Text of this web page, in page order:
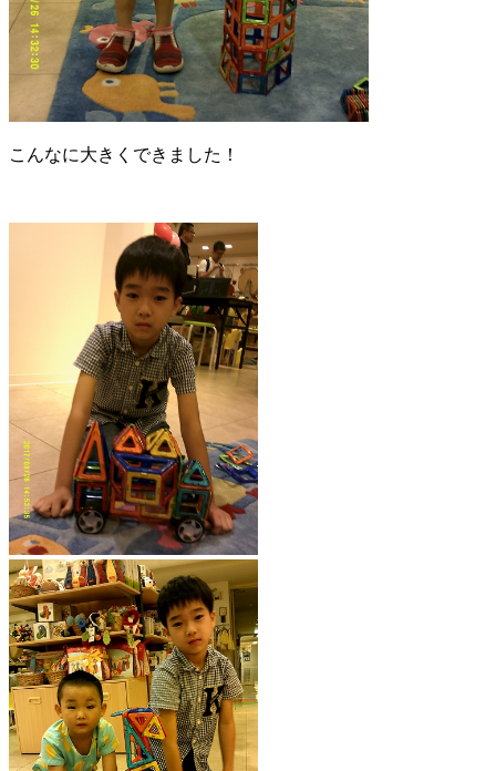
こんなに大きくできました！